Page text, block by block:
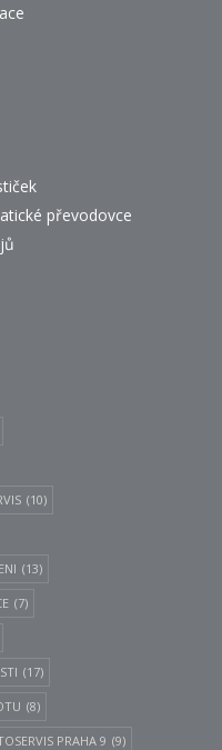
převodovce
(10)
(13)
(7)
(17)
(8)
PRAHA 9 (9)